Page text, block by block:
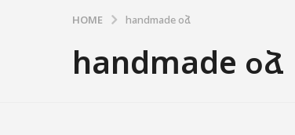
HOME handmade օձ
handmade օձ